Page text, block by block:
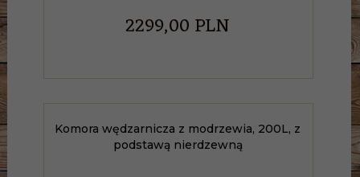
2299,00PLN
Komora wędzarnicza z modrzewia, 200L, z
podstawą nierdzewną